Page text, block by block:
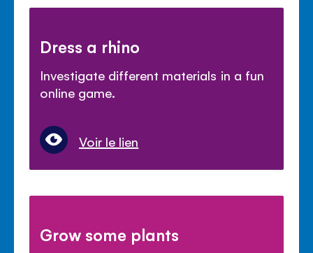
Dress a rhino
Investigate different materials in a fun
online game.
Voir le lien
Grow some plants